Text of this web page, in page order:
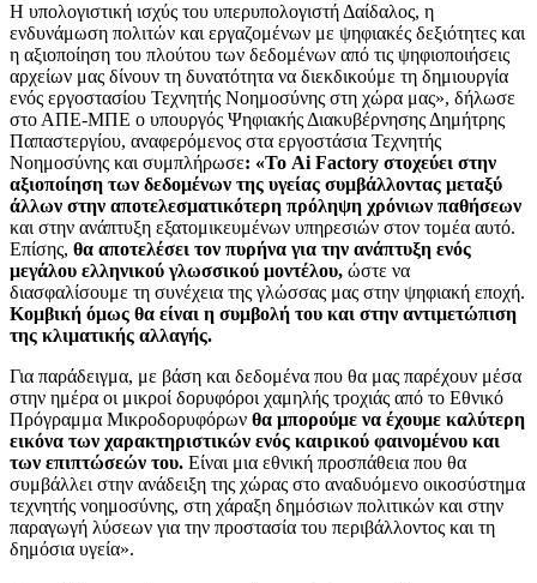
Η υπολογιστική ισχύς του υπερυπολογιστή Δαίδαλος, η
ενδυνάμωση πολιτών και εργαζομένων με ψηφιακές δεξιότητες και
η αξιοποίηση του πλούτου των δεδομένων από τις ψηφιοποιήσεις
αρχείων μας δίνουν τη δυνατότητα να διεκδικούμε τη δημιουργία
ενός εργοστασίου Τεχνητής Νοημοσύνης στη χώρα μας», δήλωσε
στο ΑΠΕ-ΜΠΕ ο υπουργός Ψηφιακής Διακυβέρνησης Δημήτρης
Παπαστεργίου, αναφερόμενος στα εργοστάσια Τεχνητής
Νοημοσύνης και συμπλήρωσε: «Το Ai Factory στοχεύει στην
αξιοποίηση των δεδομένων της υγείας συμβάλλοντας μεταξύ
άλλων στην αποτελεσματικότερη πρόληψη χρόνιων παθήσεων
και στην ανάπτυξη εξατομικευμένων υπηρεσιών στον τομέα αυτό.
Επίσης, θα αποτελέσει τον πυρήνα για την ανάπτυξη ενός
μεγάλου ελληνικού γλωσσικού μοντέλου, ώστε να
διασφαλίσουμε τη συνέχεια της γλώσσας μας στην ψηφιακή εποχή.
Κομβική όμως θα είναι η συμβολή του και στην αντιμετώπιση
της κλιματικής αλλαγής.
Για παράδειγμα, με βάση και δεδομένα που θα μας παρέχουν μέσα
στην ημέρα οι μικροί δορυφόροι χαμηλής τροχιάς από το Εθνικό
Πρόγραμμα Μικροδορυφόρων θα μπορούμε να έχουμε καλύτερη
εικόνα των χαρακτηριστικών ενός καιρικού φαινομένου και
των επιπτώσεών του. Είναι μια εθνική προσπάθεια που θα
συμβάλλει στην ανάδειξη της χώρας στο αναδυόμενο οικοσύστημα
τεχνητής νοημοσύνης, στη χάραξη δημόσιων πολιτικών και στην
παραγωγή λύσεων για την προστασία του περιβάλλοντος και τη
δημόσια υγεία».